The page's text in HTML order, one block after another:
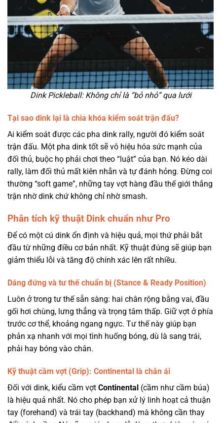
Dink Pickleball: Không chỉ là “bỏ nhỏ” qua lưới
Tại sao dink lại là chìa khóa kiểm soát trận đấu?
Ai kiểm soát được các pha dink rally, người đó kiểm soát
trận đấu. Một pha dink tốt sẽ vô hiệu hóa sức mạnh của
đối thủ, buộc họ phải chơi theo “luật” của bạn. Nó kéo dài
rally, làm đối thủ mất kiên nhẫn và tự đánh hỏng. Đừng coi
thường “soft game”, những tay vợt hàng đầu thế giới thắng
trận nhờ dink chứ không chỉ nhờ smash.
Phân tích kỹ thuật Dink chuẩn như Pro
Để có một cú dink ổn định và hiệu quả, mọi thứ phải bắt
đầu từ những điều cơ bản nhất. Kỹ thuật đúng sẽ giúp bạn
giảm thiểu lỗi và tăng độ chính xác lên rất nhiều.
Dáng đứng và tư thế chuẩn bị (Stance & Ready Position)
Luôn ở trong tư thế sẵn sàng: hai chân rộng bằng vai, đầu
gối hơi chùng, lưng thẳng và trọng tâm thấp. Giữ vợt ở phía
trước cơ thể, khoảng ngang ngực. Tư thế này giúp bạn
phản xạ nhanh với mọi tình huống bóng, dù là sang trái,
phải hay bóng vào chân.
Kỹ thuật cầm vợt (Grip): Continental là chân ái
Đối với dink, kiểu cầm vợt Continental (cầm như cầm búa)
là hiệu quả nhất. Nó cho phép bạn xử lý linh hoạt cả thuận
tay (forehand) và trái tay (backhand) mà không cần thay